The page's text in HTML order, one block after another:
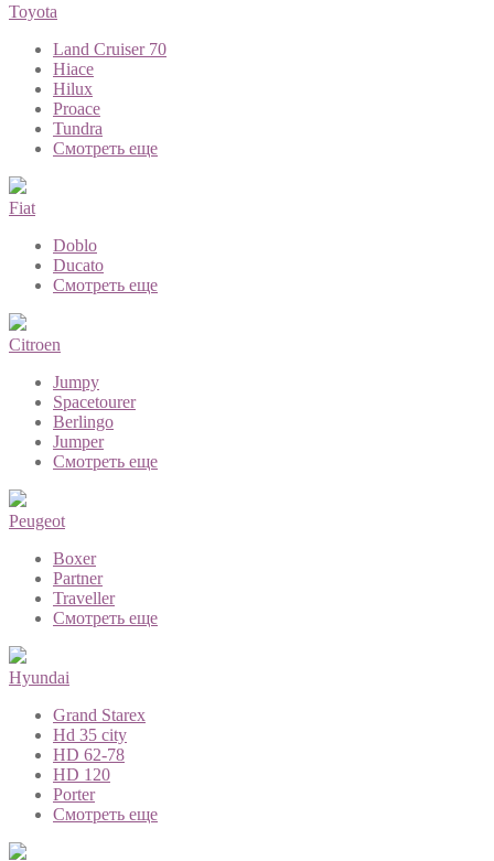
Toyota
Land Cruiser 70
Hiace
Hilux
Proace
Tundra
Смотреть еще
Fiat
Doblo
Ducato
Смотреть еще
Citroen
Jumpy
Spacetourer
Berlingo
Jumper
Смотреть еще
Peugeot
Boxer
Partner
Traveller
Смотреть еще
Hyundai
Grand Starex
Hd 35 city
HD 62-78
HD 120
Porter
Смотреть еще